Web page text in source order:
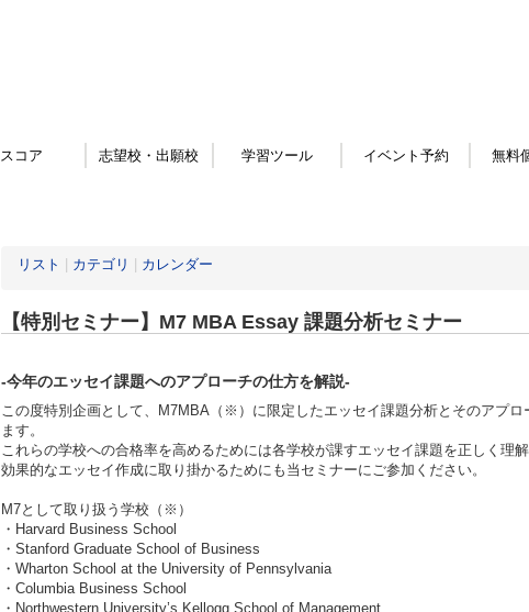
スコア 志望校・出願校 学習ツール イベント予約 無料
リスト カテゴリ カレンダー
【特別セミナー】M7 MBA Essay 課題分析セミナー
-今年のエッセイ課題へのアプローチの仕方を解説-
この度特別企画として、M7MBA（※）に限定したエッセイ課題分析とそのアプ
ます。
これらの学校への合格率を高めるためには各学校が課すエッセイ課題を正しく理
効果的なエッセイ作成に取り掛かるためにも当セミナーにご参加ください。
M7として取り扱う学校（※）
・Harvard Business School
・Stanford Graduate School of Business
・Wharton School at the University of Pennsylvania
・Columbia Business School
・Northwestern University’s Kellogg School of Management